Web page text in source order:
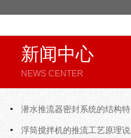
新闻中心
NEWS CENTER
潜水推流器密封系统的结构特
点与渗漏故障处理
浮筒搅拌机的推流工艺原理说